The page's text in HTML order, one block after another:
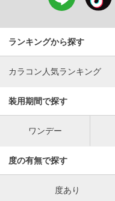
ランキングから探す
カラコン人気ランキング
装用期間で探す
ワンデー
度の有無で探す
度あり